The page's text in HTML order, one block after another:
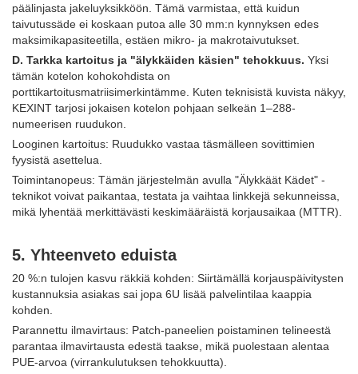
päälinjasta jakeluyksikköön. Tämä varmistaa, että kuidun
taivutussäde ei koskaan putoa alle 30 mm:n kynnyksen edes
maksimikapasiteetilla, estäen mikro- ja makrotaivutukset.
D. Tarkka kartoitus ja "älykkäiden käsien" tehokkuus. Yksi
tämän kotelon kohokohdista on
porttikartoitusmatriisimerkintämme. Kuten teknisistä kuvista näkyy,
KEXINT tarjosi jokaisen kotelon pohjaan selkeän 1–288-
numeerisen ruudukon.
Looginen kartoitus: Ruudukko vastaa täsmälleen sovittimien
fyysistä asettelua.
Toimintanopeus: Tämän järjestelmän avulla "Älykkäät Kädet" -
teknikot voivat paikantaa, testata ja vaihtaa linkkejä sekunneissa,
mikä lyhentää merkittävästi keskimääräistä korjausaikaa (MTTR).
5. Yhteenveto eduista
20 %:n tulojen kasvu räkkiä kohden: Siirtämällä korjauspäivitysten
kustannuksia asiakas sai jopa 6U lisää palvelintilaa kaappia
kohden.
Parannettu ilmavirtaus: Patch-paneelien poistaminen telineestä
parantaa ilmavirtausta edestä taakse, mikä puolestaan ​​alentaa
PUE-arvoa (virrankulutuksen tehokkuutta).